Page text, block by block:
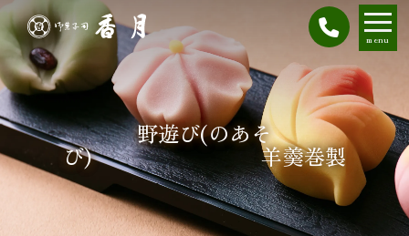
menu
野遊び(のあそ
び) 羊羹巻製